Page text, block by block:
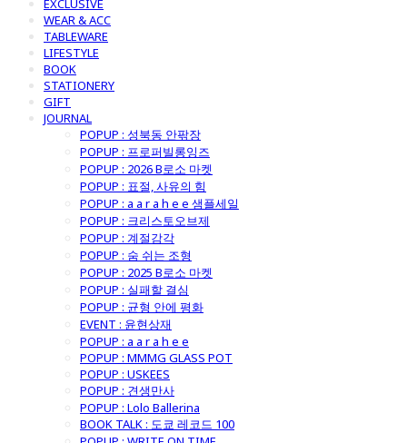
EXCLUSIVE
WEAR & ACC
TABLEWARE
LIFESTYLE
BOOK
STATIONERY
GIFT
JOURNAL
POPUP : 성북동 안팎장
POPUP : 프로퍼빌롱잉즈
POPUP : 2026 B로소 마켓
POPUP : 표절, 사유의 힘
POPUP : a a r a h e e 샘플세일
POPUP : 크리스토오브제
POPUP : 계절감각
POPUP : 숨 쉬는 조형
POPUP : 2025 B로소 마켓
POPUP : 실패할 결심
POPUP : 균형 안에 평화
EVENT : 윤현상재
POPUP : a a r a h e e
POPUP : MMMG GLASS POT
POPUP : USKEES
POPUP : 견생만사
POPUP : Lolo Ballerina
BOOK TALK : 도쿄 레코드 100